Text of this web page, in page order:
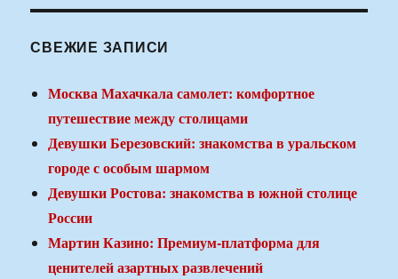
СВЕЖИЕ ЗАПИСИ
Москва Махачкала самолет: комфортное
путешествие между столицами
Девушки Березовский: знакомства в уральском
городе с особым шармом
Девушки Ростова: знакомства в южной столице
России
Мартин Казино: Премиум-платформа для
ценителей азартных развлечений